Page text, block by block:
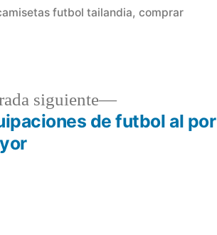
futbol tailandia,comprar
siguiente
Entrada
siguiente:
de futbol al por